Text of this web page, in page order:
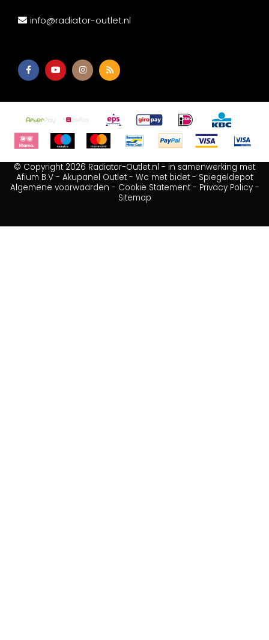
info@radiator-outlet.nl
© Copyright 2026 Radiator-Outlet.nl - in samenwerking met
Afium B.V - Akupanel Outlet - Wc met bidet - Spiegeldepot
Algemene voorwaarden - Cookie Statement- Privacy Policy-
Sitemap